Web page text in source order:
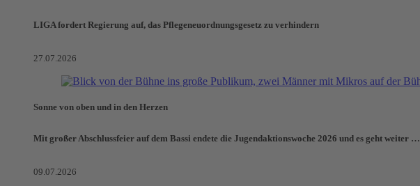
LIGA fordert Regierung auf, das Pflegeneuordnungsgesetz zu verhindern
27.07.2026
Sonne von oben und in den Herzen
Mit großer Abschlussfeier auf dem Bassi endete die Jugendaktionswoche 2026 und es geht weiter …
09.07.2026